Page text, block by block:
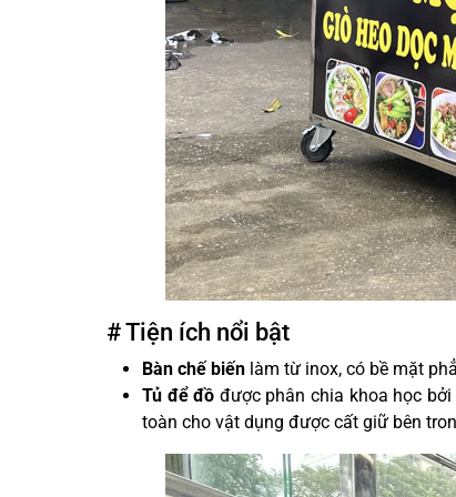
# Tiện ích nổi bật
Bàn chế biến làm từ inox, có bề mặt
Tủ để đồ được phân chia khoa học
toàn cho vật dụng được cất giữ bên